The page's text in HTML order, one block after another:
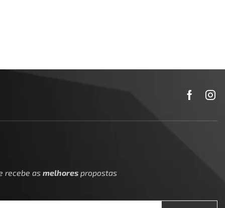
recebe asmelhores propostas